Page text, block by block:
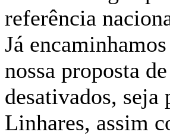
referência
Já
nossa proposta
desativados, seja
Linhares, assim